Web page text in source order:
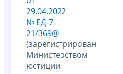
29.04.2022
№ ЕД-7-
21/369@
(зарегистрирован
Министерством
юстиции